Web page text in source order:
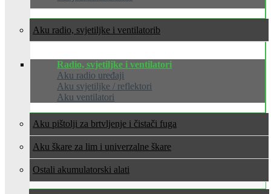
Aku radio, svjetiljke i ventilatori
Radio, svjetiljke i ventilatori
Aku radio uređaji
Aku svjetiljke / reflektori
Aku ventilatori
Aku pištolji za brtvljenje i čistači fuga
Aku škare za lim i univerzalne škare
Ostali akumulatorski alati